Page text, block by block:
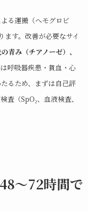
る運搬（ヘモグロビ
ます。改善が必要なサイ
青み（チアノーゼ）、
呼吸器疾患・貧血・心
るため、まずは自己評
査（SpO₂、血液検査、
〜72時間で